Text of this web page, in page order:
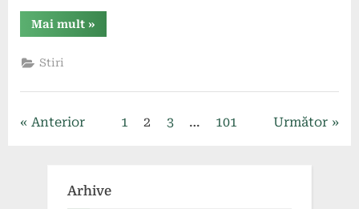
Mai mult“Cultivarea
Callunei
sfaturi
»
Stiri
Paginație
Anterior 1 2 3 … 101 Următor
Arhive